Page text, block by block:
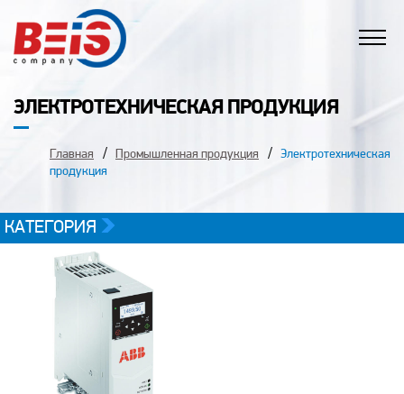
ЭЛЕКТРОТЕХНИЧЕСКАЯ ПРОДУКЦИЯ
Главная Промышленная продукция
Электротехническая
продукция
КАТЕГОРИЯ